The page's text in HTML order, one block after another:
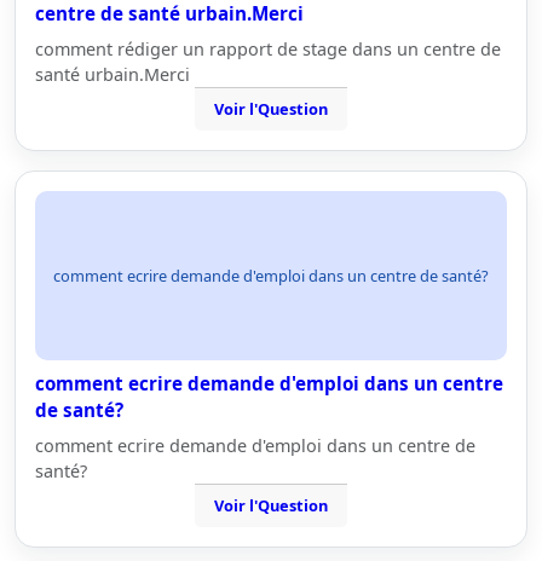
centre de santé urbain.Merci
comment rédiger un rapport de stage dans un centre de
santé urbain.Merci
Voir l'Question
comment ecrire demande d'emploi dans un centre de santé?
comment ecrire demande d'emploi dans un centre
de santé?
comment ecrire demande d'emploi dans un centre de
santé?
Voir l'Question